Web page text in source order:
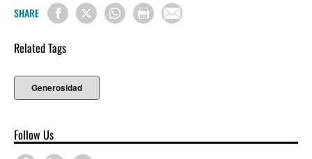
SHARE
Related Tags
Generosidad
Follow Us